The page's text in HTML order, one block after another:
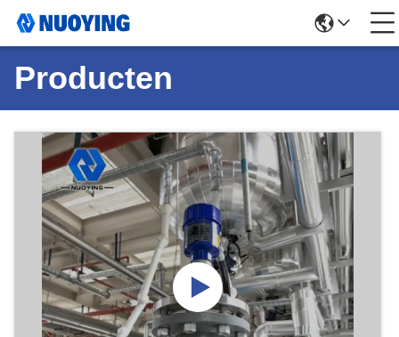
Producten